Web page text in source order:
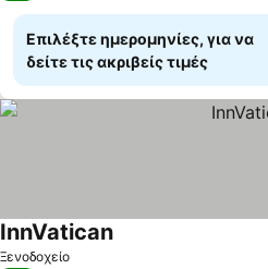
Επιλέξτε ημερομηνίες, για να
δείτε τις ακριβείς τιμές
Ξενοδοχείο
InnVatican